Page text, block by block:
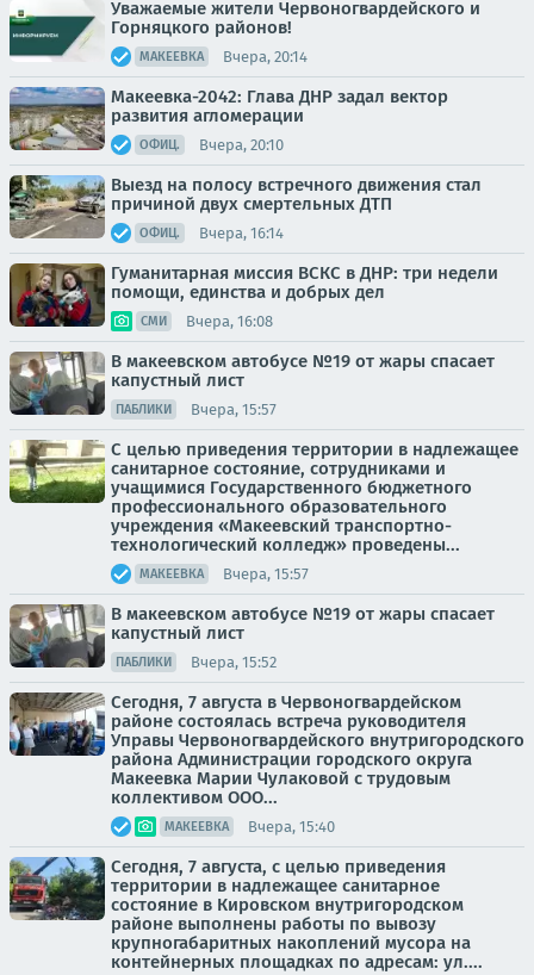
Уважаемые жители Червоногвардейского и
Горняцкого районов!
МАКЕЕВКА Вчера, 20:14
Макеевка-2042: Глава ДНР задал вектор
развития агломерации
ОФИЦ. Вчера, 20:10
Выезд на полосу встречного движения стал
причиной двух смертельных ДТП
ОФИЦ. Вчера, 16:14
Гуманитарная миссия ВСКС в ДНР: три недели
помощи, единства и добрых дел
СМИ Вчера, 16:08
В макеевском автобусе №19 от жары спасает
капустный лист
ПАБЛИКИ Вчера, 15:57
С целью приведения территории в надлежащее
санитарное состояние, сотрудниками и
учащимися Государственного бюджетного
профессионального образовательного
учреждения «Макеевский транспортно-
технологический колледж» проведены...
МАКЕЕВКА Вчера, 15:57
В макеевском автобусе №19 от жары спасает
капустный лист
ПАБЛИКИ Вчера, 15:52
Сегодня, 7 августа в Червоногвардейском
районе состоялась встреча руководителя
Управы Червоногвардейского внутригородского
района Администрации городского округа
Макеевка Марии Чулаковой с трудовым
коллективом ООО...
МАКЕЕВКА Вчера, 15:40
Сегодня, 7 августа, с целью приведения
территории в надлежащее санитарное
состояние в Кировском внутригородском
районе выполнены работы по вывозу
крупногабаритных накоплений мусора на
контейнерных площадках по адресам: ул....